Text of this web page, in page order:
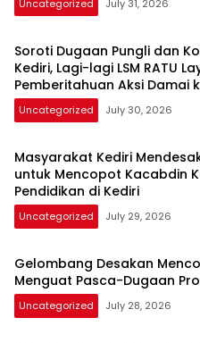
Uncategorized July 31, 2026
Soroti Dugaan Pungli dan
Kediri, Lagi-lagi LSM RATU
Pemberitahuan Aksi Damai
Uncategorized July 30, 2026
Masyarakat Kediri Mendesak Gubernur Jawa Timur
untuk Mencopot Kacabdin
Pendidikan di Kediri
Uncategorized July 29, 2026
Gelombang Desakan
Menguat Pasca-Dugaan
Uncategorized July 28, 2026